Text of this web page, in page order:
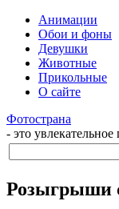
Анимации
Обои и фоны
Девушки
Животные
Прикольные
О сайте
Фотострана
- это
Розыгрыши